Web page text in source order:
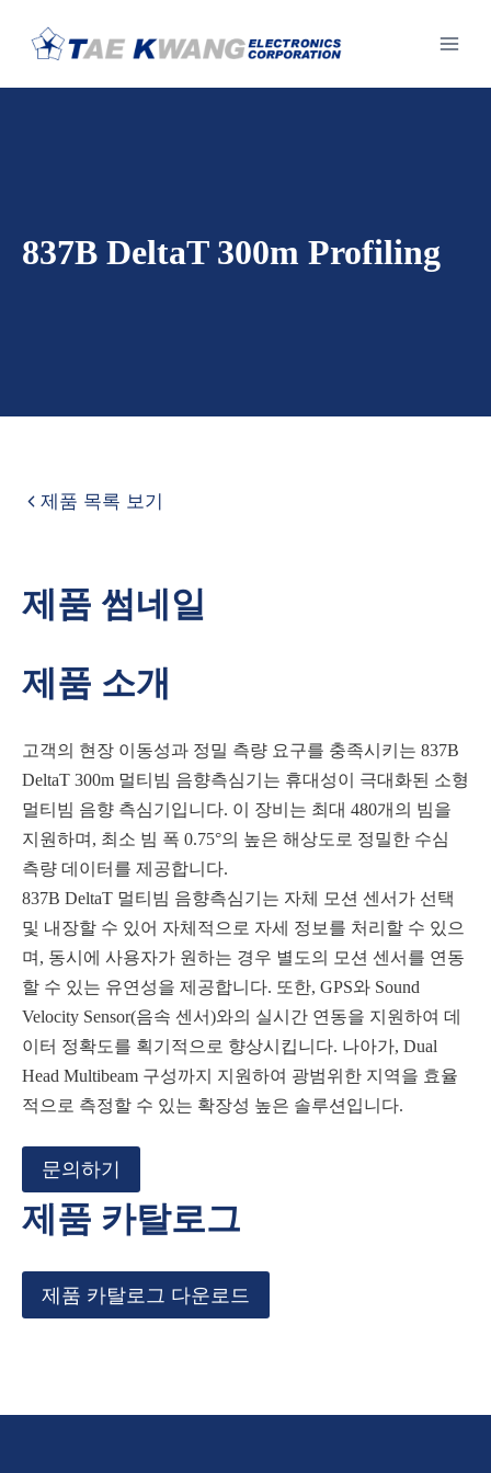
837B DeltaT 300m Profiling
제품 목록 보기
제품 썸네일
제품 소개
고객의 현장 이동성과 정밀 측량 요구를 충족시키는 837B
DeltaT 300m 멀티빔 음향측심기는 휴대성이 극대화된 소형
멀티빔 음향 측심기입니다. 이 장비는 최대 480개의 빔을
지원하며, 최소 빔 폭 0.75°의 높은 해상도로 정밀한 수심
측량 데이터를 제공합니다.
837B DeltaT 멀티빔 음향측심기는 자체 모션 센서가 선택
및 내장할 수 있어 자체적으로 자세 정보를 처리할 수 있으
며, 동시에 사용자가 원하는 경우 별도의 모션 센서를 연동
할 수 있는 유연성을 제공합니다. 또한, GPS와 Sound
Velocity Sensor(음속 센서)와의 실시간 연동을 지원하여 데
이터 정확도를 획기적으로 향상시킵니다. 나아가, Dual
Head Multibeam 구성까지 지원하여 광범위한 지역을 효율
적으로 측정할 수 있는 확장성 높은 솔루션입니다.
문의하기
제품 카탈로그
제품 카탈로그 다운로드